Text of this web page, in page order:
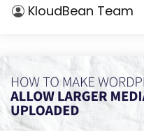
KloudBean Team